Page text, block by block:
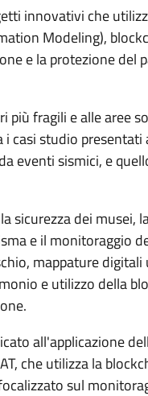
innovativi che
Modeling),
e la protezione del
fragili e alle aree
casi studio presentati
eventi sismici, e
sicurezza dei musei,
e il monitoraggio
mappature digitali
e utilizzo della
all'applicazione
che utilizza la
sul